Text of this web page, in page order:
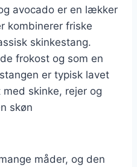
avocado er en lækker
kombinerer friske
skinkestang.
frokost og som en
er typisk lavet
skinke, rejer og
skøn
måder, og den